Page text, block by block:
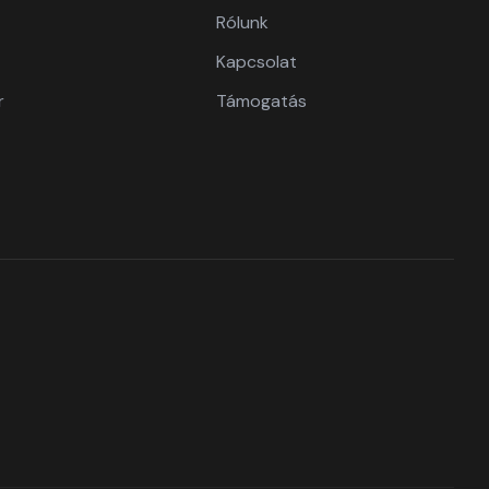
Rólunk
Kapcsolat
Támogatás